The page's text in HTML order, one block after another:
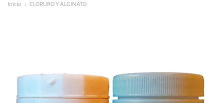
Menú
Inicio CLORURO Y ALGINATO